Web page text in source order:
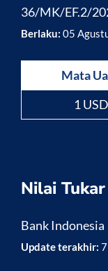
36/MK/EF.2/
Berlaku: 05
Mata
1 USD
Nilai
Bank Indonesia
Update terakhir: